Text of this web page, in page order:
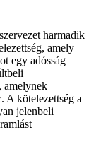
harmadik
amely
egy adósság
amelynek
A kötelezettség a
jelenbeli